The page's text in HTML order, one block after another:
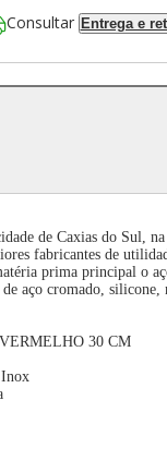
Consultar Entrega e
de Caxias do Sul,
fabricantes de
prima principal o
de aço cromado,
30 CM